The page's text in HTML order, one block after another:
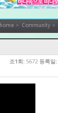
home > Community >
조1회: 5672 등록일: